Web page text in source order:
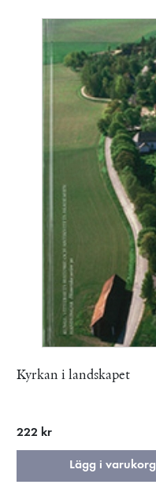
Kyrkan i landskapet
222 kr
Lägg i varukorg